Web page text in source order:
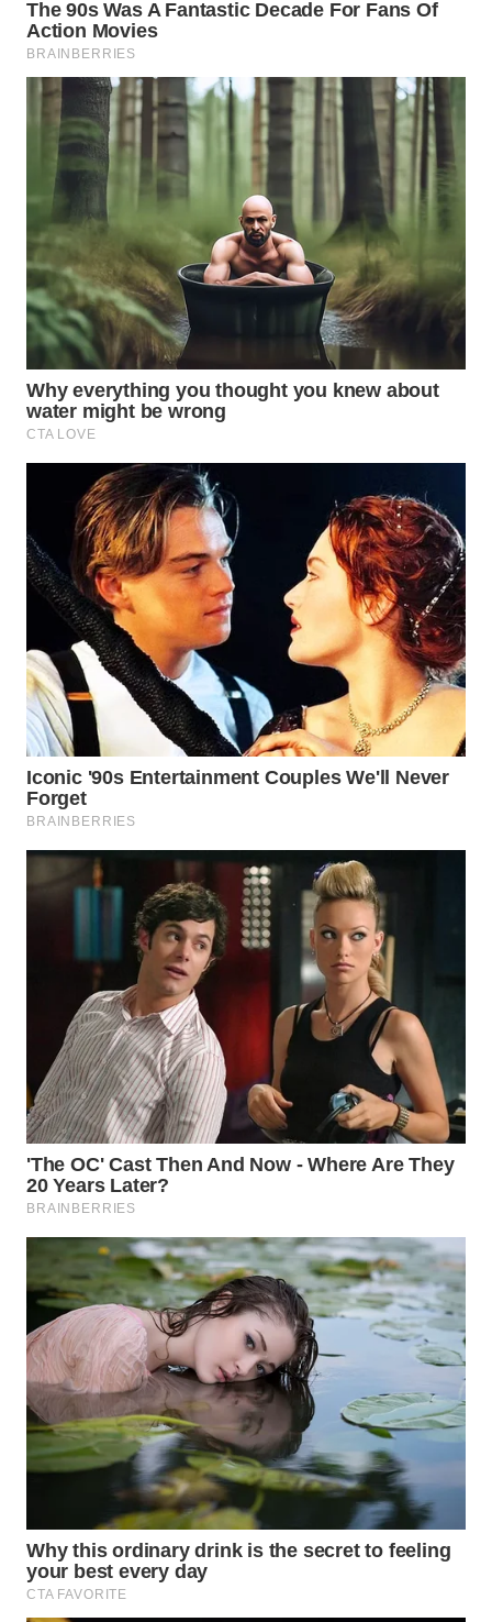
SERDANG
TEBING
TINGGI
WN
PAKPAK
WN
KARAWANG
WN
BEKASI
WN
BOGOR
WN
DEPOK
WN
TAPANULI
UTARA
WN
SAMOSIR
WN
PADANG
LAWAS
WN
SUMEDANG
CIANJUR
WN
KEPULAUAN
SERIBU
WN
TANGERANG
WN
BINJAI
WN
CIREBON
WN
INDRAMAYU
WN
WN
MAJALENGKA